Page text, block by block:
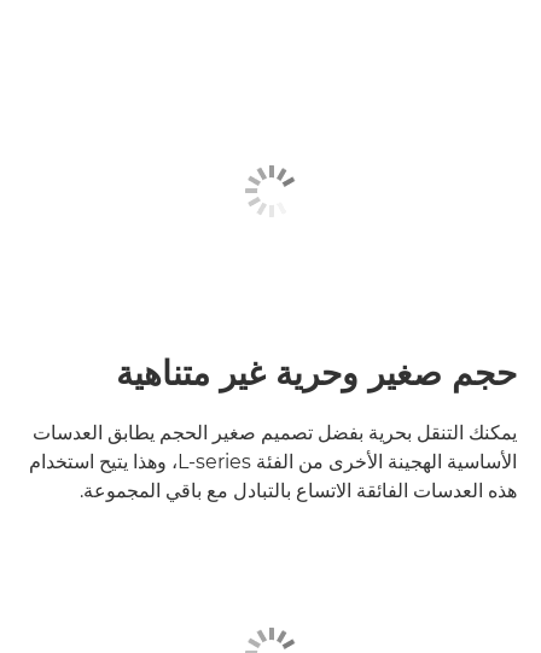
حجم صغير وحرية غير متناهية
يمكنك التنقل بحرية بفضل تصميم صغير الحجم يطابق العدسات
الأساسية الهجينة الأخرى من الفئة L-series، وهذا يتيح استخدام
هذه العدسات الفائقة الاتساع بالتبادل مع باقي المجموعة.